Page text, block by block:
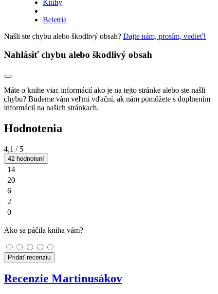
Knihy
Beletria
Našli ste chybu alebo škodlivý obsah? Dajte nám, prosím, vedieť!
Nahlásiť chybu alebo škodlivý obsah
Máte o knihe viac informácií ako je na tejto stránke alebo ste našli
chybu? Budeme vám veľmi vďační, ak nám pomôžete s doplnením
informácií na našich stránkach.
Hodnotenia
4,1 / 5
42 hodnotení
14
20
6
2
0
Ako sa páčila kniha vám?
Pridať recenziu
Recenzie Martinusákov